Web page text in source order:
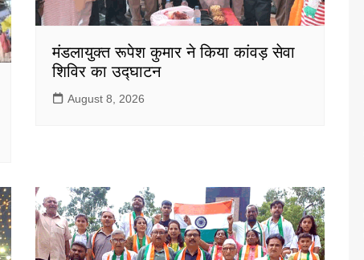
मंडलायुक्त रूपेश कुमार ने किया कांवड़ सेवा
शिविर का उद्घाटन
August 8, 2026